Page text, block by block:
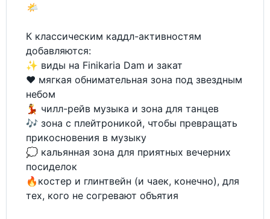
🌤
К классическим каддл-активностям
добавляются:
✨ виды на Finikaria Dam и закат
❤️ мягкая обнимательная зона под звездным
небом
💃 чилл-рейв музыка и зона для танцев
🎶 зона с плейтроникой, чтобы превращать
прикосновения в музыку
💭 кальянная зона для приятных вечерних
посиделок
🔥костер и глинтвейн (и чаек, конечно), для
тех, кого не согревают объятия